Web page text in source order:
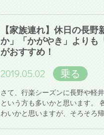
【家族連れ】休日の長野
か」「かがやき」よりも
がおすすめ！
2019.05.02 乗る
さて、行楽シーズンに長野や軽
という方も多いかと思います。
わいかと思いますが、そろそろ